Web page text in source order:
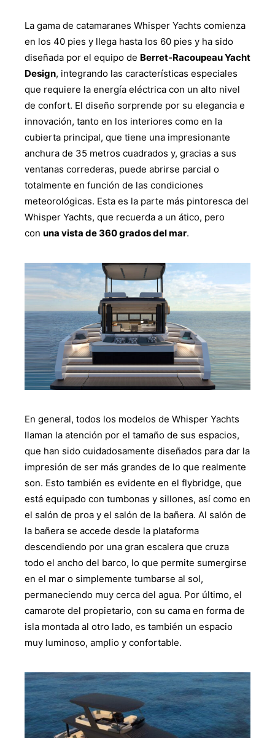
La gama de catamaranes Whisper Yachts comienza
en los 40 pies y llega hasta los 60 pies y ha sido
diseñada por el equipo de Berret-Racoupeau Yacht
Design, integrando las características especiales
que requiere la energía eléctrica con un alto nivel
de confort. El diseño sorprende por su elegancia e
innovación, tanto en los interiores como en la
cubierta principal, que tiene una impresionante
anchura de 35 metros cuadrados y, gracias a sus
ventanas correderas, puede abrirse parcial o
totalmente en función de las condiciones
meteorológicas. Esta es la parte más pintoresca del
Whisper Yachts, que recuerda a un ático, pero
con una vista de 360 grados del mar.
En general, todos los modelos de Whisper Yachts
llaman la atención por el tamaño de sus espacios,
que han sido cuidadosamente diseñados para dar la
impresión de ser más grandes de lo que realmente
son. Esto también es evidente en el flybridge, que
está equipado con tumbonas y sillones, así como en
el salón de proa y el salón de la bañera. Al salón de
la bañera se accede desde la plataforma
descendiendo por una gran escalera que cruza
todo el ancho del barco, lo que permite sumergirse
en el mar o simplemente tumbarse al sol,
permaneciendo muy cerca del agua. Por último, el
camarote del propietario, con su cama en forma de
isla montada al otro lado, es también un espacio
muy luminoso, amplio y confortable.